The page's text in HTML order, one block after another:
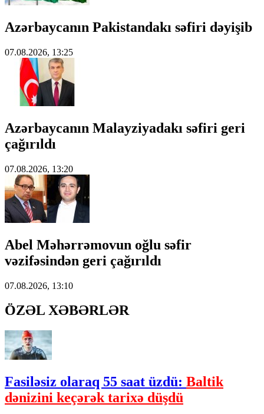
Azərbaycanın Pakistandakı səfiri dəyişib
07.08.2026, 13:25
Azərbaycanın Malayziyadakı səfiri geri
çağırıldı
07.08.2026, 13:20
Abel Məhərrəmovun oğlu səfir
vəzifəsindən geri çağırıldı
07.08.2026, 13:10
ÖZƏL XƏBƏRLƏR
Fasiləsiz olaraq 55 saat üzdü: Baltik
dənizini keçərək tarixə düşdü